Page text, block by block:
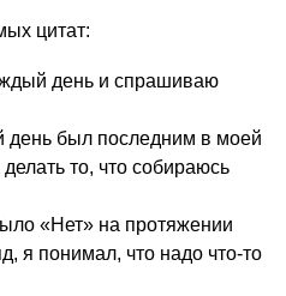
цитат:
день и спрашиваю
день был последним в моей
то, что собираюсь
«Нет» на протяжении
я понимал, что надо что-то